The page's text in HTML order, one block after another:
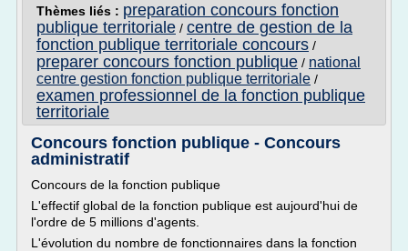
Thèmes liés : preparation concours fonction
publique territoriale / centre de gestion de la
fonction publique territoriale concours /
preparer concours fonction publique / national
centre gestion fonction publique territoriale /
examen professionnel de la fonction publique
territoriale
Concours fonction publique - Concours
administratif
Concours de la fonction publique
L'effectif global de la fonction publique est aujourd'hui de
l'ordre de 5 millions d'agents.
L'évolution du nombre de fonctionnaires dans la fonction